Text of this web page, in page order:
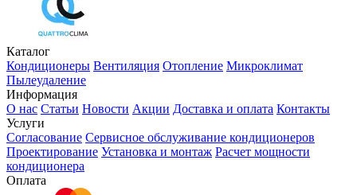
Каталог
Кондиционеры Вентиляция Отопление Микроклимат
Пылеудаление
Информация
О нас Статьи Новости Акции Доставка и оплата Контакты
Услуги
Согласование Сервисное обслуживание кондиционеров
Проектирование Установка и монтаж Расчет мощности
кондиционера
Оплата